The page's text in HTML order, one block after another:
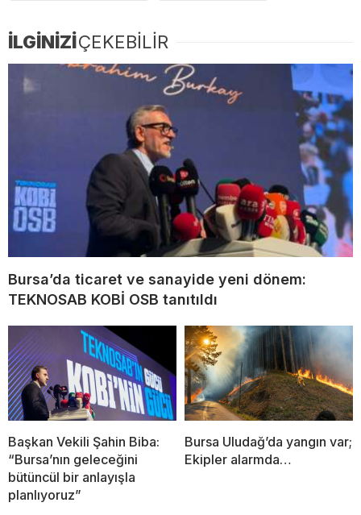
İLGİNİZİÇEKEBİLİR
Bursa’da ticaret ve sanayide yeni dönem:
TEKNOSAB KOBİ OSB tanıtıldı
Başkan Vekili Şahin Biba:
“Bursa’nın geleceğini
bütüncül bir anlayışla
planlıyoruz”
Bursa Uludağ’da yangın var;
Ekipler alarmda…